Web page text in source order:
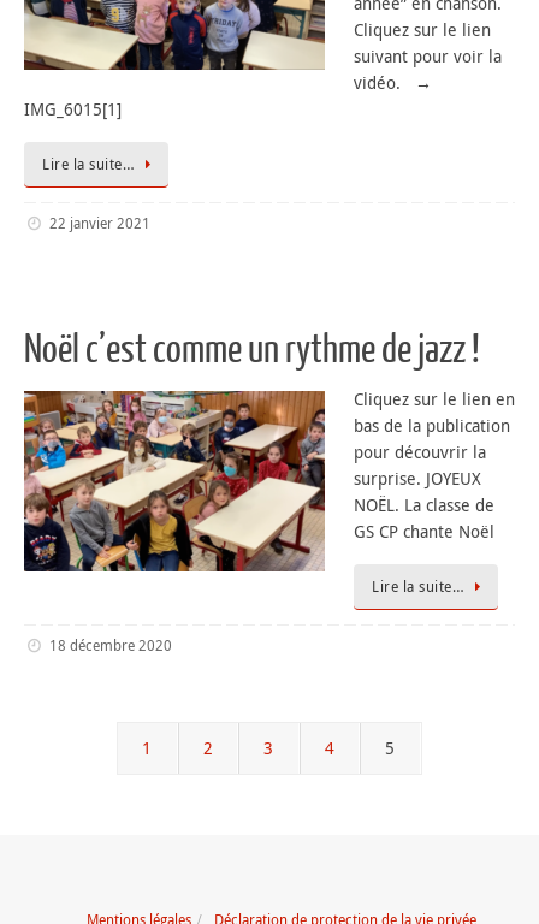
Cliquez sur le lien
suivant pour voir la
vidéo. →
IMG_6015[1]
Lire la suite…
22 janvier 2021
Noël c’est comme un rythme de jazz !
Cliquez sur le lien en
bas de la publication
pour découvrir la
surprise. JOYEUX
NOËL. La classe de
GS CP chante Noël
Lire la suite…
18 décembre 2020
1 2 3 4 5
Mentions légales Déclaration de protection de la vie privée